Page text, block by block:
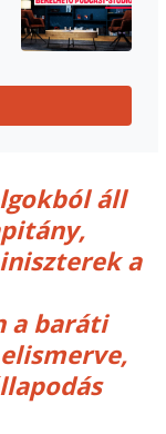
áll
a
a baráti